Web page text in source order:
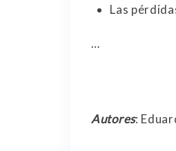
Las
…
Autores: